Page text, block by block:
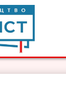
– адаптація та